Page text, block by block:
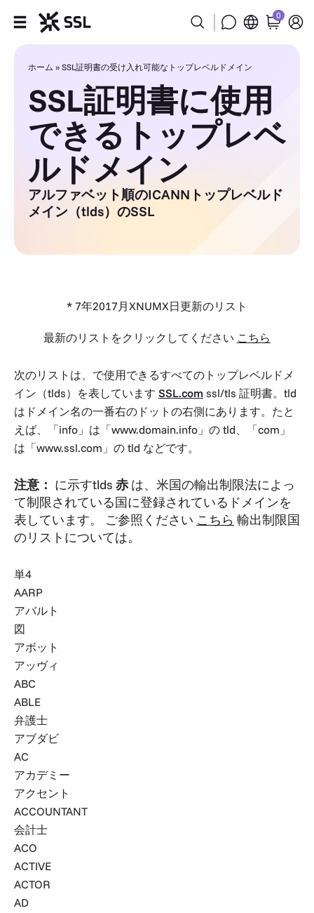
製品
用途事例
Partners
会社
サポート
0
ホーム » SSL証明書の受け入れ可能なトップレベルドメイン
SSL証明書に使用
できるトップレベ
ルドメイン
アルファベット順のICANNトップレベルド
メイン（tlds）のSSL
* 7年2017月XNUMX日更新のリスト
最新のリストをクリックしてください こちら
次のリストは、で使用できるすべてのトップレベルドメ
イン（tlds）を表しています SSL.com ssl/tls 証明書。tld
はドメイン名の一番右のドットの右側にあります。たと
えば、「info」は「www.domain.info」の tld、「com」
は「www.ssl.com」の tld などです。
注意： に示すtlds 赤 は、米国の輸出制限法によっ
て制限されている国に登録されているドメインを
表しています。 ご参照ください こちら 輸出制限国
のリストについては。
単4
AARP
アバルト
図
アボット
アッヴィ
ABC
ABLE
弁護士
アブダビ
AC
アカデミー
アクセント
ACCOUNTANT
会計士
ACO
ACTIVE
ACTOR
AD